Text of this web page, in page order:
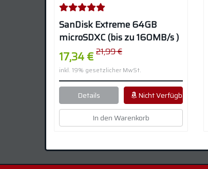
SanDisk Extreme 64GB
microSDXC (bis zu 160MB/s )
– Class 10
17,34 € 21,99 €
inkl. 19% gesetzlicher MwSt.
Details
Nicht Verfügbar
In den Warenkorb